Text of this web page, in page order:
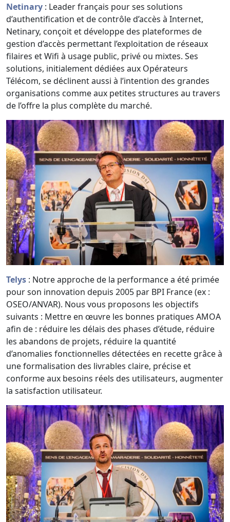
Netinary : Leader français pour ses solutions
d’authentification et de contrôle d’accès à Internet,
Netinary, conçoit et développe des plateformes de
gestion d’accès permettant l’exploitation de réseaux
filaires et Wifi à usage public, privé ou mixtes. Ses
solutions, initialement dédiées aux Opérateurs
Télécom, se déclinent aussi à l’intention des grandes
organisations comme aux petites structures au travers
de l’offre la plus complète du marché.
Telys : Notre approche de la performance a été primée
pour son innovation depuis 2005 par BPI France (ex :
OSEO/ANVAR). Nous vous proposons les objectifs
suivants : Mettre en œuvre les bonnes pratiques AMOA
afin de : réduire les délais des phases d’étude, réduire
les abandons de projets, réduire la quantité
d’anomalies fonctionnelles détectées en recette grâce à
une formalisation des livrables claire, précise et
conforme aux besoins réels des utilisateurs, augmenter
la satisfaction utilisateur.